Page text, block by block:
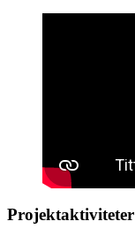
Projektaktiviteter